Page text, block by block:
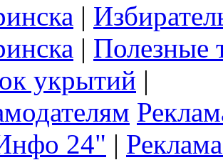
|
| Полезные
укрытий |
24" |